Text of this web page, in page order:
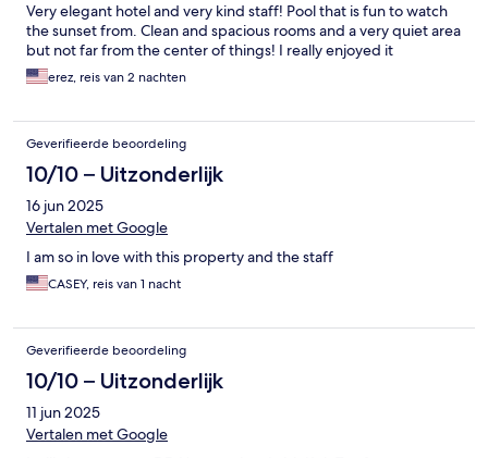
Very elegant hotel and very kind staff! Pool that is fun to watch
the sunset from. Clean and spacious rooms and a very quiet area
but not far from the center of things! I really enjoyed it
erez, reis van 2 nachten
Geverifieerde beoordeling
10/10 – Uitzonderlijk
16 jun 2025
Vertalen met Google
I am so in love with this property and the staff
CASEY, reis van 1 nacht
Geverifieerde beoordeling
10/10 – Uitzonderlijk
11 jun 2025
Vertalen met Google